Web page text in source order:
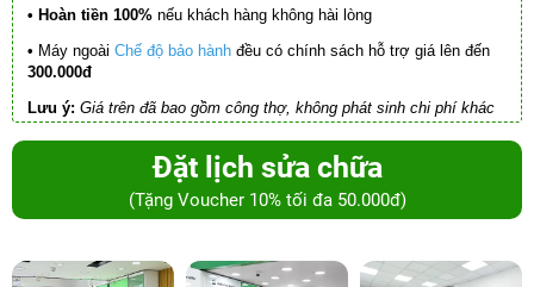
• Hoàn tiền 100% nếu khách hàng không hài lòng
• Máy ngoài Chế độ bảo hành đều có chính sách hỗ trợ giá lên đến
300.000đ
Lưu ý: Giá trên đã bao gồm công thợ, không phát sinh chi phí khác
Đặt lịch sửa chữa
(Tặng Voucher 10% tối đa 50.000đ)